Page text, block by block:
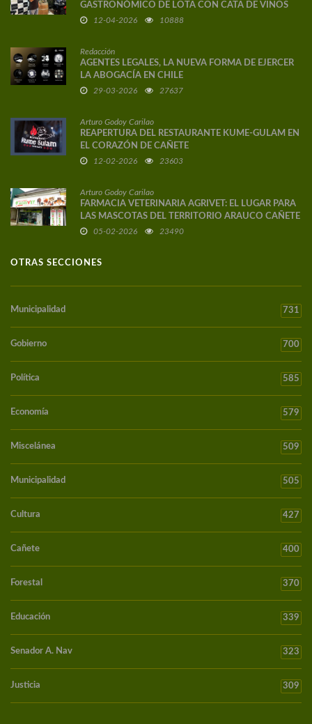
GASTRONÓMICO DE LOTA CON CATA DE VINOS
DE AUTOR
12-04-2026 10888
Redacción
AGENTES LEGALES, LA NUEVA FORMA DE EJERCER
LA ABOGACÍA EN CHILE
29-03-2026 27637
Arturo Godoy Carilao
REAPERTURA DEL RESTAURANTE KUME-GULAM EN
EL CORAZÓN DE CAÑETE
12-02-2026 23603
Arturo Godoy Carilao
FARMACIA VETERINARIA AGRIVET: EL LUGAR PARA
LAS MASCOTAS DEL TERRITORIO ARAUCO CAÑETE
05-02-2026 23490
OTRAS SECCIONES
Municipalidad 731
Gobierno 700
Política 585
Economía 579
Miscelánea 509
Municipalidad 505
Cultura 427
Cañete 400
Forestal 370
Educación 339
Senador A. Nav 323
Justicia 309